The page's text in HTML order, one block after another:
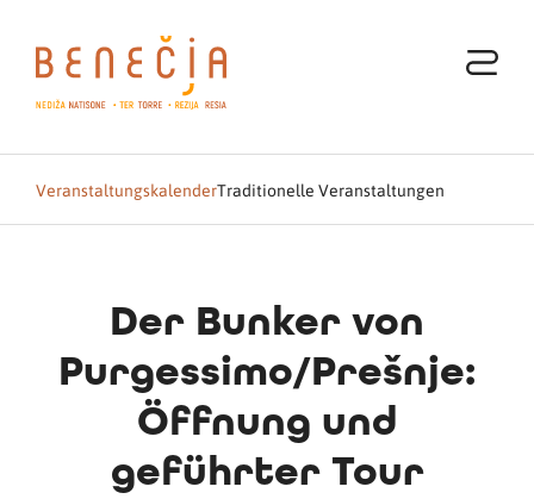
VeranstaltungskalenderTraditionelle Veranstaltungen
Der Bunker von
Purgessimo/Prešnje:
Öffnung und
geführter Tour